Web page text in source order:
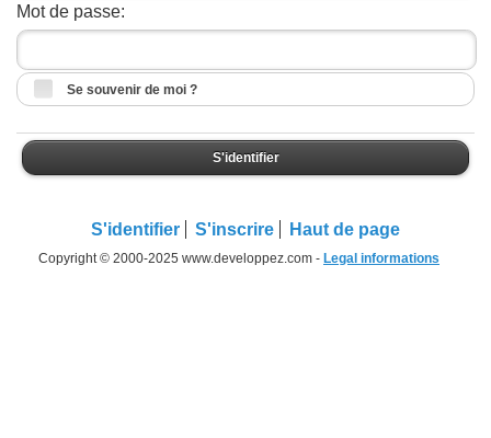
Mot de passe:
Se souvenir de moi ?
S'identifier
S'identifier S'inscrire Haut de page
Copyright © 2000-2025 www.developpez.com - Legal informations